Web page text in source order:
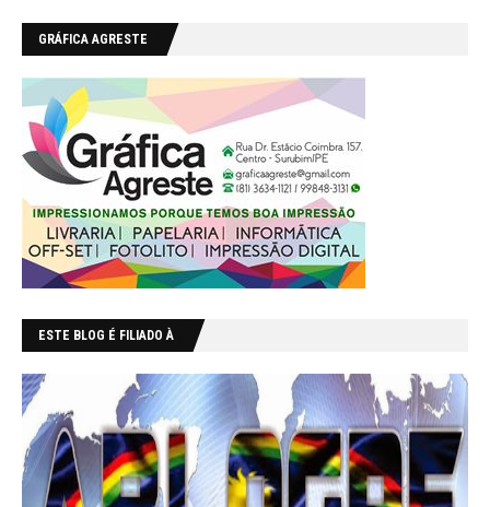
GRÁFICA AGRESTE
ESTE BLOG É FILIADO À